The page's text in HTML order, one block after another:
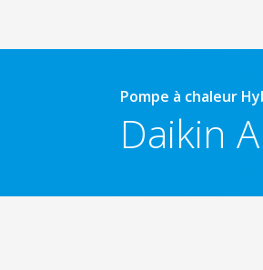
Pompe à chaleur
Daikin